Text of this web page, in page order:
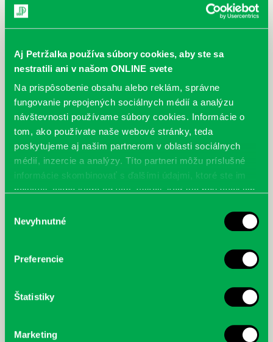
Aj Petržalka používa súbory cookies, aby ste sa
nestratili ani v našom ONLINE svete
Na prispôsobenie obsahu alebo reklám, správne
fungovanie prepojených sociálnych médií a analýzu
návštevnosti používame súbory cookies. Informácie o
tom, ako používate naše webové stránky, teda
poskytujeme aj našim partnerom v oblasti sociálnych
médií, inzercie a analýzy. Títo partneri môžu príslušné
informácie skombinovať s ďalšími údajmi, ktoré ste im
poskytli, alebo ktoré od vás získali, keď ste používali ich
súhlasu
Nevyhnutné
Preferencie
Štatistiky
Marketing
McGrath, Andy: Tadej Pogačar:
cyklistu modernej doby:
nezastaviteľný